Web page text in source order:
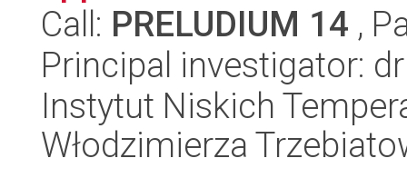
Call: PRELUDIUM 14 ,
Principal investigator:
Instytut Niskich
Włodzimierza